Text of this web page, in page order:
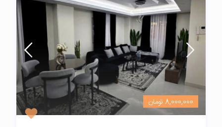
8,000,000 تومان